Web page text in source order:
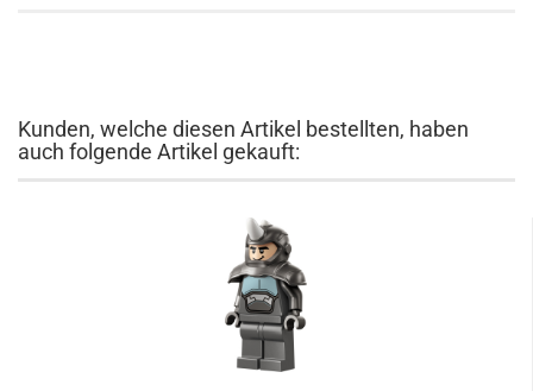
Kunden, welche diesen Artikel bestellten, haben
auch folgende Artikel gekauft: